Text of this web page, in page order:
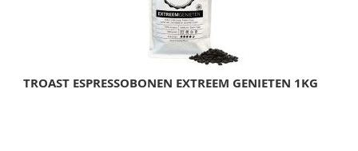
TROAST ESPRESSOBONEN EXTREEM GENIETEN 1KG